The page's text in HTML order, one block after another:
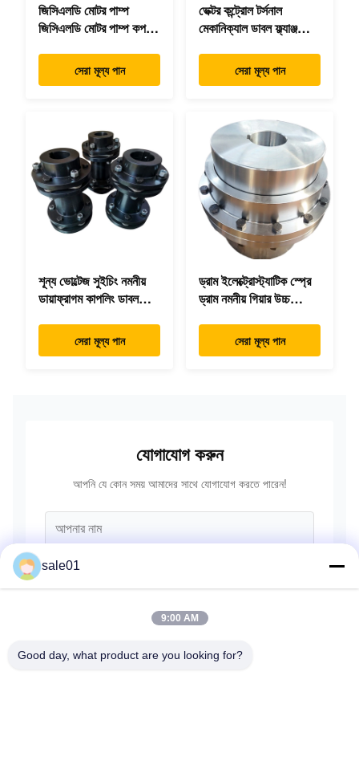
জিসিএলডি মোটর পাম্প
জিসিএলডি মোটর পাম্প কপলিং
সেরা মূল্য পান
ভেক্টর কন্ট্রোল টর্সনাল
মেকানিক্যাল ডাবল ফ্ল্যাঞ্জ
সেরা মূল্য পান
শূন্য ভোল্টেজ সুইচিং নমনীয়
ডায়াফ্রাগম কাপলিং ডাবল
সেরা মূল্য পান
ড্রাম ইলেক্ট্রোস্ট্যাটিক স্প্রে
ড্রাম নমনীয় গিয়ার উচ্চ
সেরা মূল্য পান
যোগাযোগ করুন
আপনি যে কোন সময় আমাদের সাথে যোগাযোগ করতে পারেন!
sale01
9:00 AM
Good day, what product are you looking for?